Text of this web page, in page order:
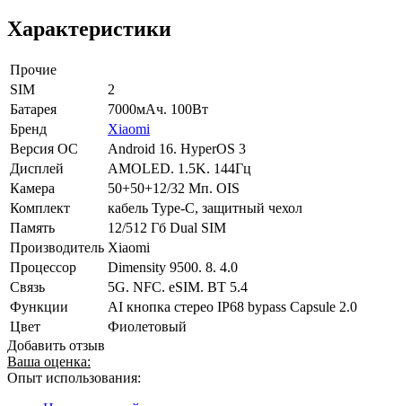
Характеристики
Прочие
SIM
2
Батарея
7000мАч. 100Вт
Бренд
Xiaomi
Версия ОС
Android 16. HyperOS 3
Дисплей
AMOLED. 1.5K. 144Гц
Камера
50+50+12/32 Мп. OIS
Комплект
кабель Type-C, защитный чехол
Память
12/512 Гб Dual SIM
Производитель Xiaomi
Процессор
Dimensity 9500. 8. 4.0
Связь
5G. NFC. eSIM. BT 5.4
Функции
AI кнопка стерео IP68 bypass Capsule 2.0
Цвет
Фиолетовый
Добавить отзыв
Ваша оценка:
Опыт использования: